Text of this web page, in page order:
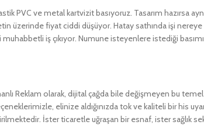
PVC ve metal kartvizit basıyoruz. Tasarım hazırsa
üzerinde fiyat ciddi düşüyor. Hatay sathında işi
iş çıkıyor. Numune isteyenlere istediği
Reklam olarak, dijital çağda bile değişmeyen bu
elinize aldığınızda tok ve kaliteli bir his
İster ticaretle uğraşan bir esnaf, ister sağlık